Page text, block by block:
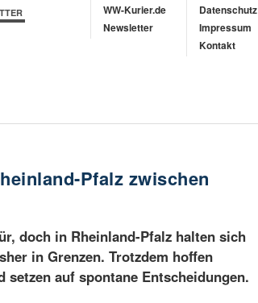
WW-Kurier.de
Newsletter
Datenschutz
Impressum
Kontakt
Pfalz zwischen
doch in Rheinland-Pfalz halten sich
in Grenzen. Trotzdem hoffen
setzen auf spontane Entscheidungen.